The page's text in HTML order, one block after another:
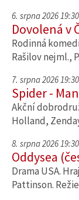
6. srpna 2026 19:30
Dovolená v
Rodinná
Rašilov nejml.,
7. srpna 2026 19:30
Spider -
Akční
Holland,
8. srpna 2026 19:30
Oddysea
Drama USA.
Pattinson.